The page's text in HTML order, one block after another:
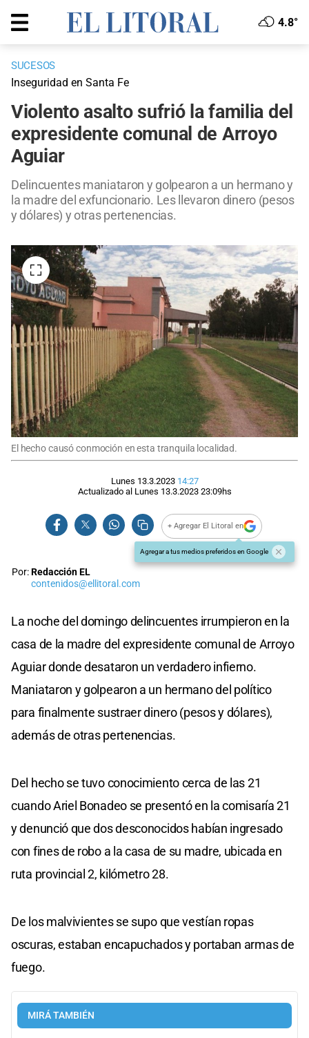
4.8°
SUCESOS
Inseguridad en Santa Fe
Violento asalto sufrió la familia del
expresidente comunal de Arroyo
Aguiar
Delincuentes maniataron y golpearon a un hermano y
la madre del exfuncionario. Les llevaron dinero (pesos
y dólares) y otras pertenencias.
El hecho causó conmoción en esta tranquila localidad.
Lunes 13.3.2023 14:27
Actualizado al Lunes 13.3.2023 23:09hs
+ Agregar El Litoral en
Agregar a tus medios preferidos en Google
Por:Redacción EL
contenidos@ellitoral.com
La noche del domingo delincuentes irrumpieron en la
casa de la madre del expresidente comunal de Arroyo
Aguiar donde desataron un verdadero infierno.
Maniataron y golpearon a un hermano del político
para finalmente sustraer dinero (pesos y dólares),
además de otras pertenencias.
Del hecho se tuvo conocimiento cerca de las 21
cuando Ariel Bonadeo se presentó en la comisaría 21
y denunció que dos desconocidos habían ingresado
con fines de robo a la casa de su madre, ubicada en
ruta provincial 2, kilómetro 28.
De los malvivientes se supo que vestían ropas
oscuras, estaban encapuchados y portaban armas de
fuego.
MIRÁ TAMBIÉN